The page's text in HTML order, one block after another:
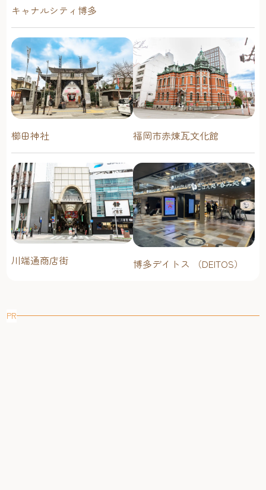
キャナルシティ博多
櫛田神社 福岡市赤煉瓦文化館
川端通商店街 博多デイトス （DEITOS）
PR